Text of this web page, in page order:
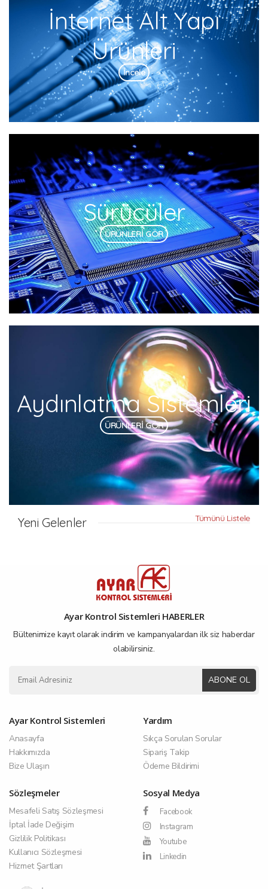
İnternet Alt Yapı
Ürünleri
İncele
Sürücüler
ÜRÜNLERİ GÖR
Aydınlatma Sistemleri
ÜRÜNLERİ GÖR
Yeni Gelenler Tümünü Listele
Ayar Kontrol Sistemleri HABERLER
Bültenimize kayıt olarak indirim ve kampanyalardan ilk siz haberdar
olabilirsiniz.
ABONE OL
Ayar Kontrol Sistemleri
Anasayfa
Hakkımızda
Bize Ulaşın
Yardım
Sıkça Sorulan Sorular
Sipariş Takip
Ödeme Bildirimi
Sözleşmeler
Mesafeli Satış Sözleşmesi
İptal İade Değişim
Gizlilik Politikası
Kullanıcı Sözleşmesi
Hizmet Şartları
Sosyal Medya
Facebook
Instagram
Youtube
Linkedin